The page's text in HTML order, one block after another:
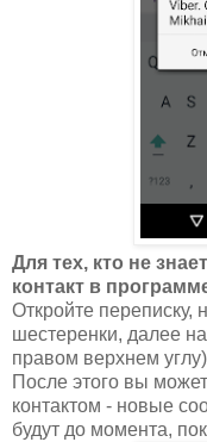
Для тех, кто не
контакт в
Откройте переписку,
шестеренки, далее
правом верхнем
После этого вы
контактом - новые
будут до момента,